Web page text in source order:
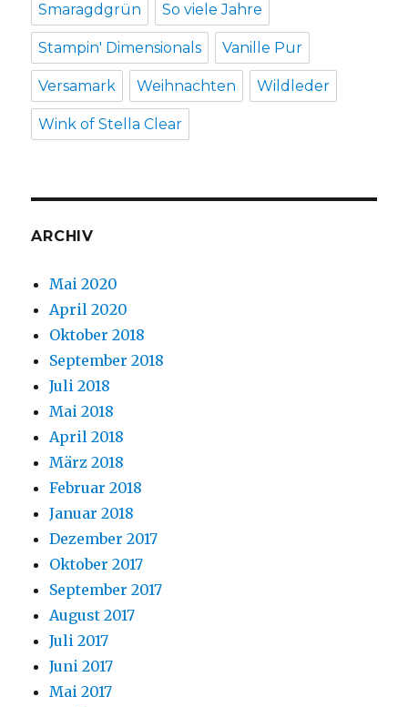
Smaragdgrün So viele Jahre
Stampin' Dimensionals Vanille Pur
Versamark Weihnachten Wildleder
Wink of Stella Clear
ARCHIV
Mai 2020
April 2020
Oktober 2018
September 2018
Juli 2018
Mai 2018
April 2018
März 2018
Februar 2018
Januar 2018
Dezember 2017
Oktober 2017
September 2017
August 2017
Juli 2017
Juni 2017
Mai 2017